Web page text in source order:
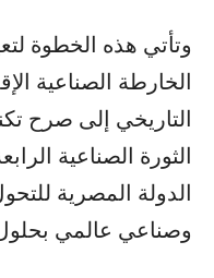
وتأتي هذه الخطوة
الخارطة الصناعية
التاريخي إلى صرح
الثورة الصناعية
الدولة المصرية
وصناعي عالمي بحلول